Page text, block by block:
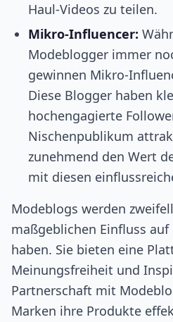
Haul-Videos zu teilen.
Mikro-Influencer:
Modeblogger immer
gewinnen Mikro-
Diese Blogger haben
hochengagierte
Nischenpublikum
zunehmend den Wert
mit diesen
Modeblogs werden
maßgeblichen Einfluss
haben. Sie bieten eine
Meinungsfreiheit und
Partnerschaft mit
Marken ihre Produkte